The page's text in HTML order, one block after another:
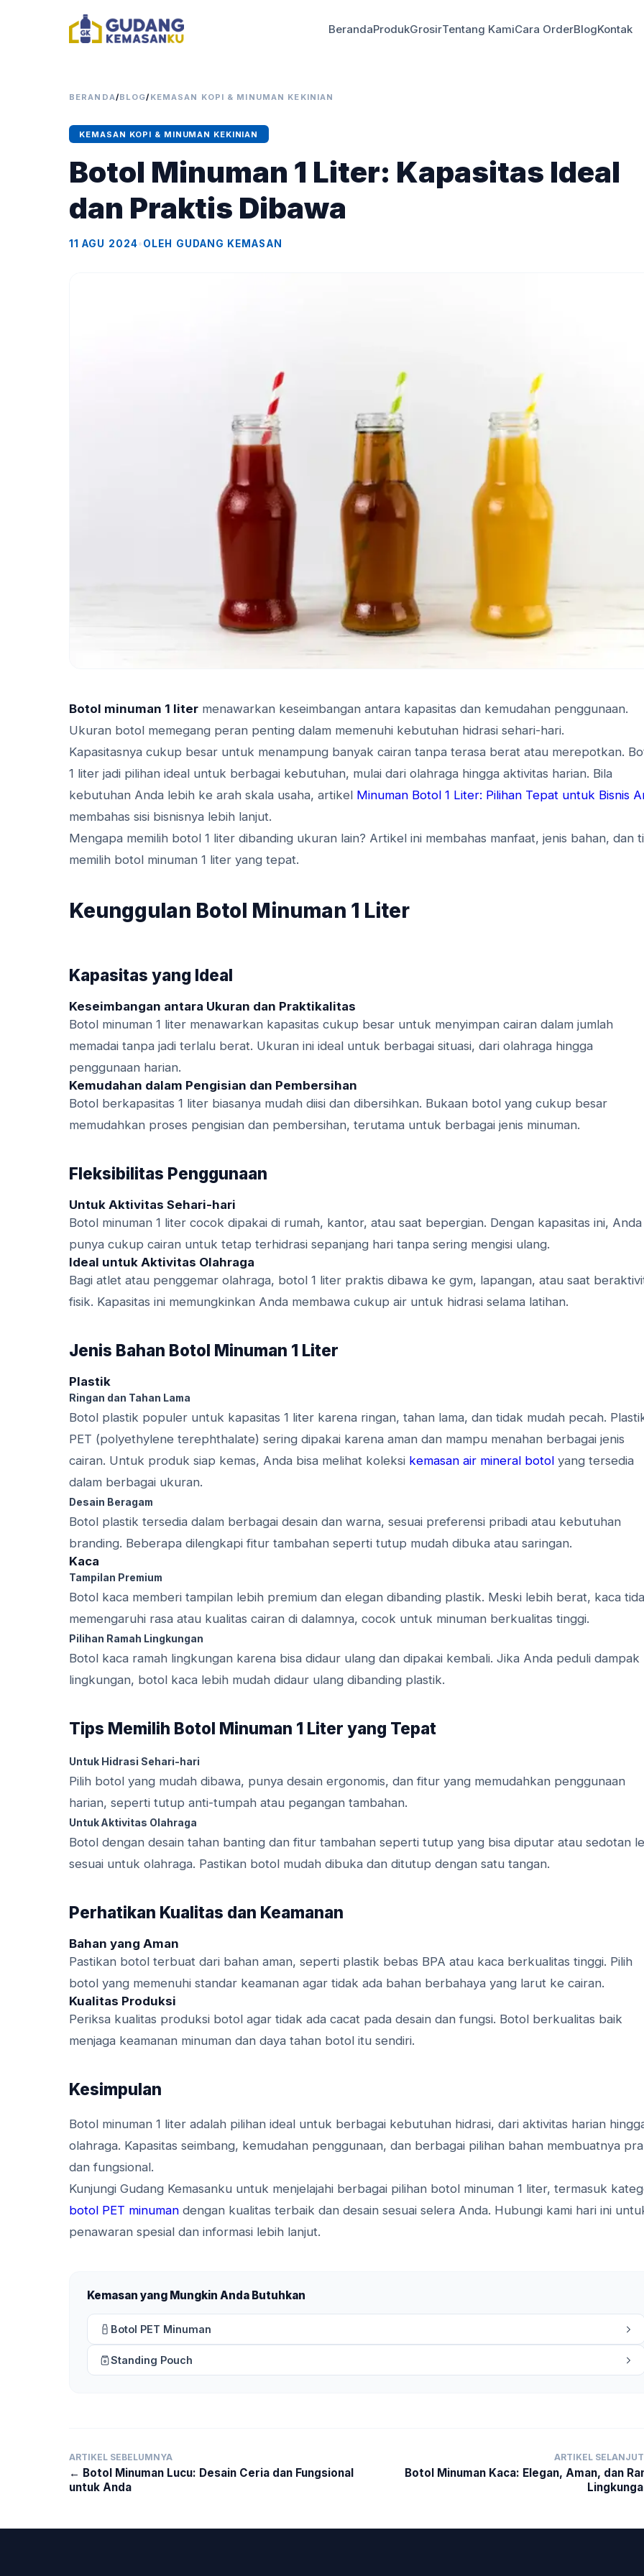
BerandaProdukGrosirTentang KamiCara OrderBlogKontak
BERANDA/BLOG/ KEMASAN KOPI & MINUMAN KEKINIAN
KEMASAN KOPI & MINUMAN KEKINIAN
Botol Minuman 1 Liter: Kapasitas Ideal
dan Praktis Dibawa
11 AGU 2024•OLEH GUDANG KEMASAN
Botol minuman 1 liter menawarkan keseimbangan antara kapasitas dan kemudahan penggunaan.
Ukuran botol memegang peran penting dalam memenuhi kebutuhan hidrasi sehari-hari.
Kapasitasnya cukup besar untuk menampung banyak cairan tanpa terasa berat atau merepotkan.
1 liter jadi pilihan ideal untuk berbagai kebutuhan, mulai dari olahraga hingga aktivitas harian. Bila
kebutuhan Anda lebih ke arah skala usaha, artikel Minuman Botol 1 Liter: Pilihan Tepat untuk Bisnis
membahas sisi bisnisnya lebih lanjut.
Mengapa memilih botol 1 liter dibanding ukuran lain? Artikel ini membahas manfaat, jenis bahan, dan
memilih botol minuman 1 liter yang tepat.
Keunggulan Botol Minuman 1 Liter
Kapasitas yang Ideal
Keseimbangan antara Ukuran dan Praktikalitas
Botol minuman 1 liter menawarkan kapasitas cukup besar untuk menyimpan cairan dalam jumlah
memadai tanpa jadi terlalu berat. Ukuran ini ideal untuk berbagai situasi, dari olahraga hingga
penggunaan harian.
Kemudahan dalam Pengisian dan Pembersihan
Botol berkapasitas 1 liter biasanya mudah diisi dan dibersihkan. Bukaan botol yang cukup besar
memudahkan proses pengisian dan pembersihan, terutama untuk berbagai jenis minuman.
Fleksibilitas Penggunaan
Untuk Aktivitas Sehari-hari
Botol minuman 1 liter cocok dipakai di rumah, kantor, atau saat bepergian. Dengan kapasitas ini, Anda
punya cukup cairan untuk tetap terhidrasi sepanjang hari tanpa sering mengisi ulang.
Ideal untuk Aktivitas Olahraga
Bagi atlet atau penggemar olahraga, botol 1 liter praktis dibawa ke gym, lapangan, atau saat
fisik. Kapasitas ini memungkinkan Anda membawa cukup air untuk hidrasi selama latihan.
Jenis Bahan Botol Minuman 1 Liter
Plastik
Ringan dan Tahan Lama
Botol plastik populer untuk kapasitas 1 liter karena ringan, tahan lama, dan tidak mudah pecah.
PET (polyethylene terephthalate) sering dipakai karena aman dan mampu menahan berbagai jenis
cairan. Untuk produk siap kemas, Anda bisa melihat koleksi kemasan air mineral botol yang tersedia
dalam berbagai ukuran.
Desain Beragam
Botol plastik tersedia dalam berbagai desain dan warna, sesuai preferensi pribadi atau kebutuhan
branding. Beberapa dilengkapi fitur tambahan seperti tutup mudah dibuka atau saringan.
Kaca
Tampilan Premium
Botol kaca memberi tampilan lebih premium dan elegan dibanding plastik. Meski lebih berat, kaca
memengaruhi rasa atau kualitas cairan di dalamnya, cocok untuk minuman berkualitas tinggi.
Pilihan Ramah Lingkungan
Botol kaca ramah lingkungan karena bisa didaur ulang dan dipakai kembali. Jika Anda peduli dampak
lingkungan, botol kaca lebih mudah didaur ulang dibanding plastik.
Tips Memilih Botol Minuman 1 Liter yang Tepat
Untuk Hidrasi Sehari-hari
Pilih botol yang mudah dibawa, punya desain ergonomis, dan fitur yang memudahkan penggunaan
harian, seperti tutup anti-tumpah atau pegangan tambahan.
Untuk Aktivitas Olahraga
Botol dengan desain tahan banting dan fitur tambahan seperti tutup yang bisa diputar atau sedotan
sesuai untuk olahraga. Pastikan botol mudah dibuka dan ditutup dengan satu tangan.
Perhatikan Kualitas dan Keamanan
Bahan yang Aman
Pastikan botol terbuat dari bahan aman, seperti plastik bebas BPA atau kaca berkualitas tinggi. Pilih
botol yang memenuhi standar keamanan agar tidak ada bahan berbahaya yang larut ke cairan.
Kualitas Produksi
Periksa kualitas produksi botol agar tidak ada cacat pada desain dan fungsi. Botol berkualitas baik
menjaga keamanan minuman dan daya tahan botol itu sendiri.
Kesimpulan
Botol minuman 1 liter adalah pilihan ideal untuk berbagai kebutuhan hidrasi, dari aktivitas harian
olahraga. Kapasitas seimbang, kemudahan penggunaan, dan berbagai pilihan bahan membuatnya
dan fungsional.
Kunjungi Gudang Kemasanku untuk menjelajahi berbagai pilihan botol minuman 1 liter, termasuk
botol PET minuman dengan kualitas terbaik dan desain sesuai selera Anda. Hubungi kami hari ini
penawaran spesial dan informasi lebih lanjut.
Kemasan yang Mungkin Anda Butuhkan
Botol PET Minuman
Standing Pouch
ARTIKEL SEBELUMNYA
← Botol Minuman Lucu: Desain Ceria dan Fungsional
untuk Anda
ARTIKEL
Botol Minuman Kaca: Elegan, Aman, dan